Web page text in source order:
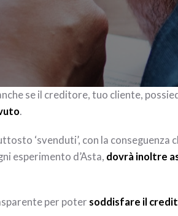
se il creditore, tuo cliente,
.
‘svenduti’, con la conseguenza
esperimento d’Asta, dovrà inoltre
per poter soddisfare il